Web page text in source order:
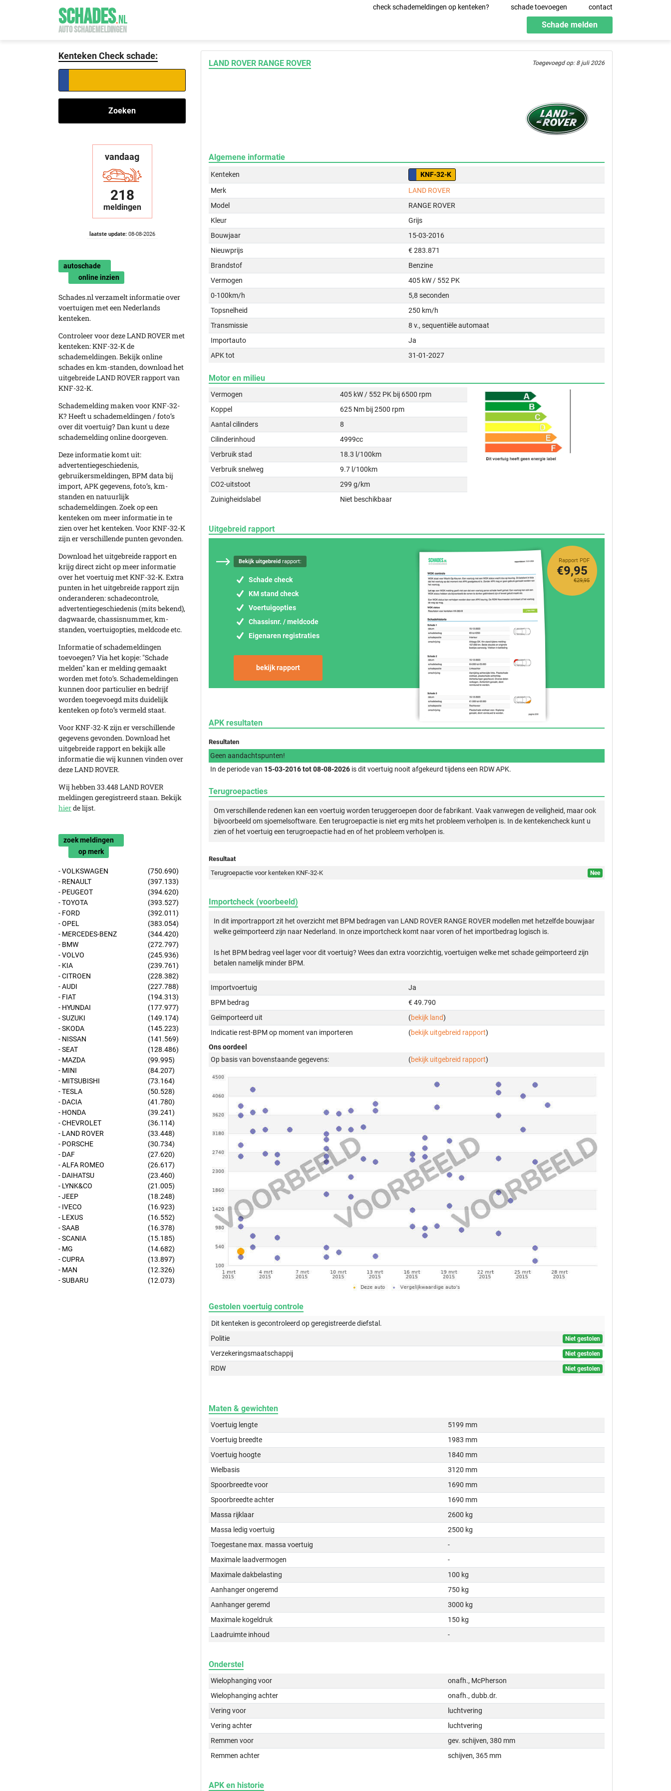
SCHADES.NL
AUTO SCHADEMELDINGEN
check schademeldingen op kenteken? schade toevoegen contact
Schade melden
Kenteken Check schade:
Zoeken
vandaag
218
meldingen
laatste update:08-08-2026
autoschade
online inzien
Schades.nl verzamelt informatie over
voertuigen met een Nederlands
kenteken.
Controleer voor deze LAND ROVER met
kenteken: KNF-32-K de
schademeldingen. Bekijk online
schades en km-standen, download het
uitgebreide LAND ROVER rapport van
KNF-32-K.
Schademelding maken voor KNF-32-
K? Heeft u schademeldingen / foto’s
over dit voertuig? Dan kunt u deze
schademelding online doorgeven.
Deze informatie komt uit:
advertentiegeschiedenis,
gebruikersmeldingen, BPM data bij
import, APK gegevens, foto’s, km-
standen en natuurlijk
schademeldingen. Zoek op een
kenteken om meer informatie in te
zien over het kenteken. Voor KNF-32-K
zijn er verschillende punten gevonden.
Download het uitgebreide rapport en
krijg direct zicht op meer informatie
over het voertuig met KNF-32-K. Extra
punten in het uitgebreide rapport zijn
onderanderen: schadecontrole,
advertentiegeschiedenis (mits bekend),
dagwaarde, chassisnummer, km-
standen, voertuigopties, meldcode etc.
Informatie of schademeldingen
toevoegen? Via het kopje: "Schade
melden" kan er melding gemaakt
worden met foto’s. Schademeldingen
kunnen door particulier en bedrijf
worden toegevoegd mits duidelijk
kenteken op foto’s vermeld staat.
Voor KNF-32-K zijn er verschillende
gegevens gevonden. Download het
uitgebreide rapport en bekijk alle
informatie die wij kunnen vinden over
deze LAND ROVER.
Wij hebben 33.448 LAND ROVER
meldingen geregistreerd staan. Bekijk
hierde lijst.
zoek meldingen
op merk
- VOLKSWAGEN
(750.690)
- RENAULT
(397.133)
- PEUGEOT
(394.620)
- TOYOTA
(393.527)
- FORD
(392.011)
- OPEL
(383.054)
- MERCEDES-BENZ
(344.420)
- BMW
(272.797)
- VOLVO
(245.936)
- KIA
(239.761)
- CITROEN
(228.382)
- AUDI
(227.788)
- FIAT
(194.313)
- HYUNDAI
(177.977)
- SUZUKI
(149.174)
- SKODA
(145.223)
- NISSAN
(141.569)
- SEAT
(128.486)
- MAZDA
(99.995)
- MINI
(84.207)
- MITSUBISHI
(73.164)
- TESLA
(50.528)
- DACIA
(41.780)
- HONDA
(39.241)
- CHEVROLET
(36.114)
- LAND ROVER
(33.448)
- PORSCHE
(30.734)
- DAF
(27.620)
- ALFA ROMEO
(26.617)
- DAIHATSU
(23.460)
- LYNK&CO
(21.005)
- JEEP
(18.248)
- IVECO
(16.923)
- LEXUS
(16.552)
- SAAB
(16.378)
- SCANIA
(15.185)
- MG
(14.682)
- CUPRA
(13.897)
- MAN
(12.326)
- SUBARU
(12.073)
LAND ROVER RANGE ROVER Toegevoegd op: 8 juli 2026
Algemene informatie
Kenteken
KNF-32-K
Merk
LAND ROVER
Model
RANGE ROVER
Kleur
Grijs
Bouwjaar
15-03-2016
Nieuwprijs
€ 283.871
Brandstof
Benzine
Vermogen
405 kW / 552 PK
0-100km/h
5,8 seconden
Topsnelheid
250 km/h
Transmissie
8 v., sequentiële automaat
Importauto
Ja
APK tot
31-01-2027
Motor en milieu
Vermogen
405 kW / 552 PK bij 6500 rpm
Koppel
625 Nm bij 2500 rpm
Aantal cilinders
8
Cilinderinhoud
4999cc
Verbruik stad
18.3 l/100km
Verbruik snelweg
9.7 l/100km
CO2-uitstoot
299 g/km
Zuinigheidslabel
Niet beschikbaar
Uitgebreid rapport
Bekijk uitgebreid rapport:
Schade check
KM stand check
Voertuigopties
Chassisnr. / meldcode
Eigenaren registraties
bekijk rapport
Rapport PDF
€29,95
€9,95
APK resultaten
Resultaten
Geen aandachtspunten!
In de periode van 15-03-2016 tot 08-08-2026 is dit voertuig nooit afgekeurd tijdens een RDW APK.
Terugroepacties
Om verschillende redenen kan een voertuig worden teruggeroepen door de fabrikant. Vaak vanwegen de veiligheid, maar ook
bijvoorbeeld om sjoemelsoftware. Een terugroepactie is niet erg mits het probleem verholpen is. In de kentekencheck kunt u
zien of het voertuig een terugroepactie had en of het probleem verholpen is.
Resultaat
Terugroepactie voor kenteken KNF-32-K
Nee
Importcheck (voorbeeld)
In dit importrapport zit het overzicht met BPM bedragen van LAND ROVER RANGE ROVER modellen met hetzelfde bouwjaar
welke geïmporteerd zijn naar Nederland. In onze importcheck komt naar voren of het importbedrag logisch is.
Is het BPM bedrag veel lager voor dit voertuig? Wees dan extra voorzichtig, voertuigen welke met schade geïmporteerd zijn
betalen namelijk minder BPM.
Importvoertuig
Ja
BPM bedrag
€ 49.790
Geïmporteerd uit
(bekijk land)
Indicatie rest-BPM op moment van importeren
(bekijk uitgebreid rapport)
Ons oordeel
Op basis van bovenstaande gegevens:
(bekijk uitgebreid rapport)
Gestolen voertuig controle
Dit kenteken is gecontroleerd opgeregistreerdediefstal.
Politie
Niet gestolen
Verzekeringsmaatschappij Niet gestolen
RDW Niet gestolen
Maten & gewichten
Voertuig lengte
5199 mm
Voertuig breedte
1983 mm
Voertuig hoogte
1840 mm
Wielbasis
3120 mm
Spoorbreedte voor
1690 mm
Spoorbreedte achter
1690 mm
Massa rijklaar
2600 kg
Massa ledig voertuig
2500 kg
Toegestane max. massa voertuig
-
Maximale laadvermogen
-
Maximale dakbelasting
100 kg
Aanhanger ongeremd
750 kg
Aanhanger geremd
3000 kg
Maximale kogeldruk
150 kg
Laadruimte inhoud
-
Onderstel
Wielophanging voor
onafh., McPherson
Wielophanging achter
onafh., dubb.dr.
Vering voor
luchtvering
Vering achter
luchtvering
Remmen voor
gev. schijven, 380 mm
Remmen achter
schijven, 365 mm
APK en historie